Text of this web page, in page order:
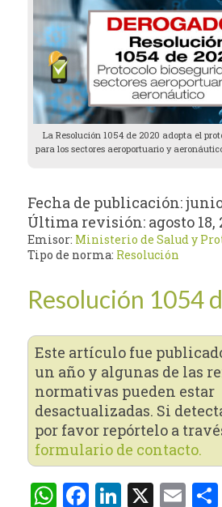
La Resolución 1054 de 2020 adopta el
para los sectores aeroportuario y
Fecha de publicación:
Última revisión: agosto 18,
Emisor: Ministerio de Salud y
Tipo de norma: Resolución
Resolución 1054
Este artículo fue
un año y algunas de las
normativas pueden estar
desactualizadas. Si
por favor repórtelo a
formulario de contacto.
WhatsApp
Facebook
LinkedIn
X